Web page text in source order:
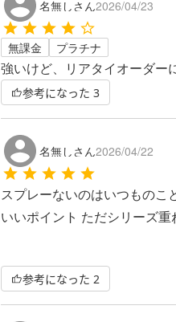
名無しさん2026/04/23
無課金 プラチナ
強いけど、リアタイオーダー
参考になった 3
名無しさん2026/04/22
スプレーないのはいつものこ
いいポイント ただシリーズ
参考になった 2